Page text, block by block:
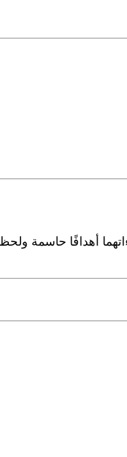
أهدافًا حاسمة